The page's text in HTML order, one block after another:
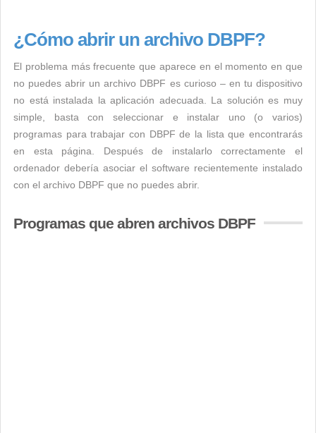
¿Cómo abrir un archivo DBPF?
El problema más frecuente que aparece en el momento en que
no puedes abrir un archivo DBPF es curioso – en tu dispositivo
no está instalada la aplicación adecuada. La solución es muy
simple, basta con seleccionar e instalar uno (o varios)
programas para trabajar con DBPF de la lista que encontrarás
en esta página. Después de instalarlo correctamente el
ordenador debería asociar el software recientemente instalado
con el archivo DBPF que no puedes abrir.
Programas que abren archivos DBPF